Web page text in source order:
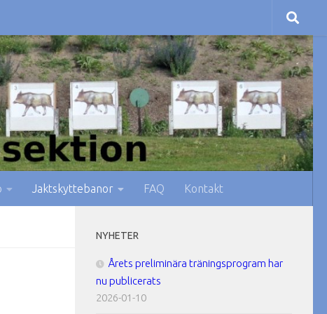
Jaktskyttebanor FAQ Kontakt
NYHETER
Årets preliminära träningsprogram har
nu publicerats
2026-01-10